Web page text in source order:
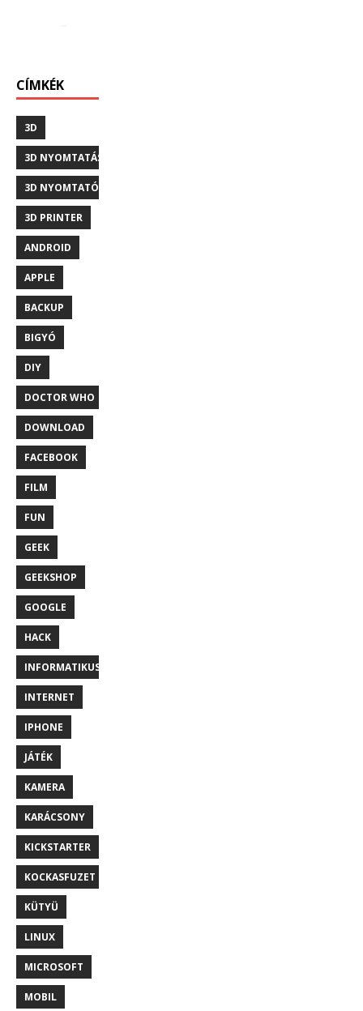
CÍMKÉK
3D
3D NYOMTATÁS
3D NYOMTATÓ
3D PRINTER
ANDROID
APPLE
BACKUP
BIGYÓ
DIY
DOCTOR WHO
DOWNLOAD
FACEBOOK
FILM
FUN
GEEK
GEEKSHOP
GOOGLE
HACK
INFORMATIKUS
INTERNET
IPHONE
JÁTÉK
KAMERA
KARÁCSONY
KICKSTARTER
KOCKASFUZET
KÜTYÜ
LINUX
MICROSOFT
MOBIL